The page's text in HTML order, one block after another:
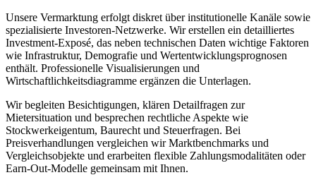
Unsere Vermarktung erfolgt diskret über institutionelle Kanäle sowie
spezialisierte Investoren-Netzwerke. Wir erstellen ein detailliertes
Investment-Exposé, das neben technischen Daten wichtige Faktoren
wie Infrastruktur, Demografie und Wertentwicklungsprognosen
enthält. Professionelle Visualisierungen und
Wirtschaftlichkeitsdiagramme ergänzen die Unterlagen.
Wir begleiten Besichtigungen, klären Detailfragen zur
Mietersituation und besprechen rechtliche Aspekte wie
Stockwerkeigentum, Baurecht und Steuerfragen. Bei
Preisverhandlungen vergleichen wir Marktbenchmarks und
Vergleichsobjekte und erarbeiten flexible Zahlungsmodalitäten oder
Earn-Out-Modelle gemeinsam mit Ihnen.